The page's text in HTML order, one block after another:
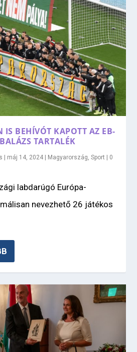
IS BEHÍVÓT KAPOTT AZ EB-
TARTALÉK
máj 14, 2024 Magyarország,Sport
0
labdarúgó Európa-
nevezhető 26 játékos